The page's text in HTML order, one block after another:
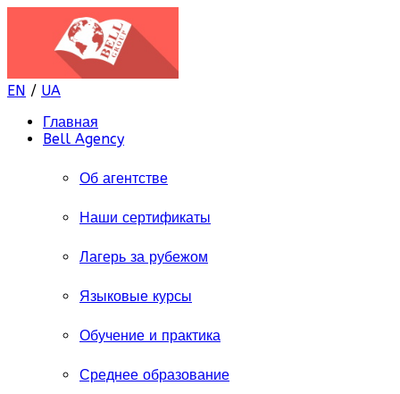
EN / UA
Главная
Bell Agency
Об агентстве
Наши сертификаты
Лагерь за рубежом
Языковые курсы
Обучение и практика
Среднее образование